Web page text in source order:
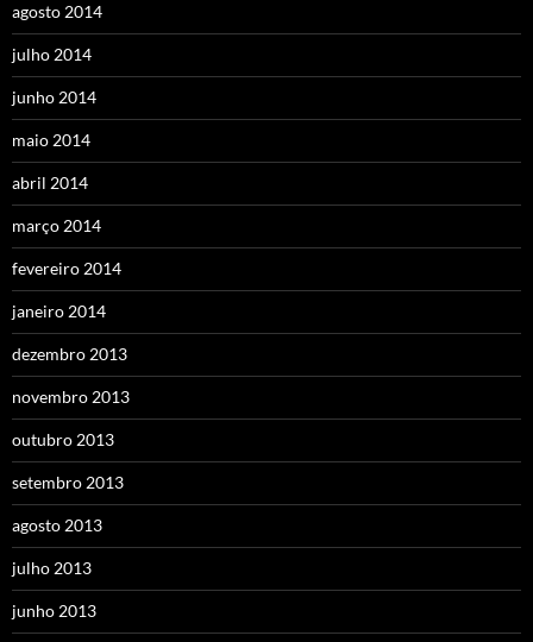
agosto 2014
julho 2014
junho 2014
maio 2014
abril 2014
março 2014
fevereiro 2014
janeiro 2014
dezembro 2013
novembro 2013
outubro 2013
setembro 2013
agosto 2013
julho 2013
junho 2013